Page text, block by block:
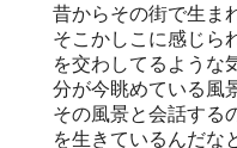
昔からその街で生ま
そこかしこに感じら
を交わしてるような
分が今眺めている風
その風景と会話する
を生きているんだな